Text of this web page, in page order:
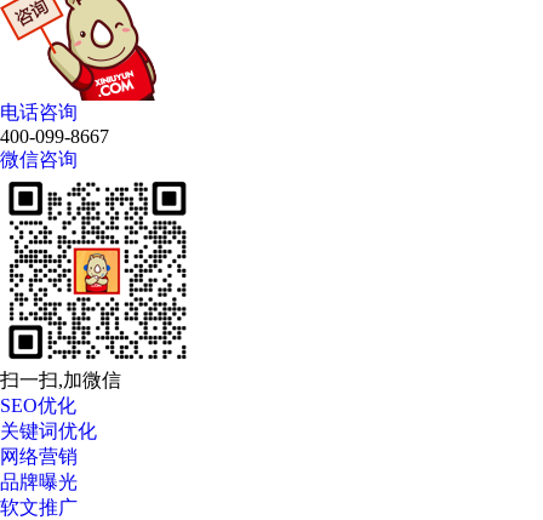
电话咨询
400-099-8667
微信咨询
扫一扫,加微信
SEO优化
关键词优化
网络营销
品牌曝光
软文推广